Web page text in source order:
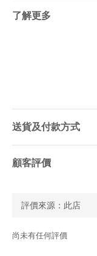
了解更多
送貨及付款方式
顧客評價
尚未有任何評價